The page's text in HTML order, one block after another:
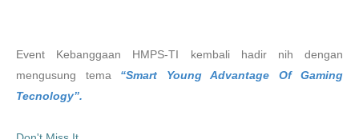
Event Kebanggaan HMPS-TI kembali hadir nih dengan
mengusung tema
“Smart Young Advantage Of Gaming
Tecnology”.